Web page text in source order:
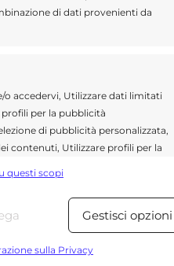
di dati provenienti da
accedervi, Utilizzare dati limitati
profili per la pubblicità
di pubblicità personalizzata,
contenuti, Utilizzare profili per la
contenuti.
Sempre
altre fonti di dati,
questi scopi
Gestisci opzioni
sulla Privacy
furono
dalla
giugno non ha
si vede,
di discussione”.
dai tre Comuni